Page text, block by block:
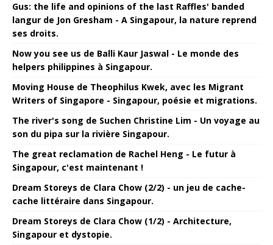
Gus: the life and opinions of the last Raffles' banded
langur de Jon Gresham - A Singapour, la nature reprend
ses droits.
Now you see us de Balli Kaur Jaswal - Le monde des
helpers philippines à Singapour.
Moving House de Theophilus Kwek, avec les Migrant
Writers of Singapore - Singapour, poésie et migrations.
The river's song de Suchen Christine Lim - Un voyage au
son du pipa sur la rivière Singapour.
The great reclamation de Rachel Heng - Le futur à
Singapour, c'est maintenant !
Dream Storeys de Clara Chow (2/2) - un jeu de cache-
cache littéraire dans Singapour.
Dream Storeys de Clara Chow (1/2) - Architecture,
Singapour et dystopie.